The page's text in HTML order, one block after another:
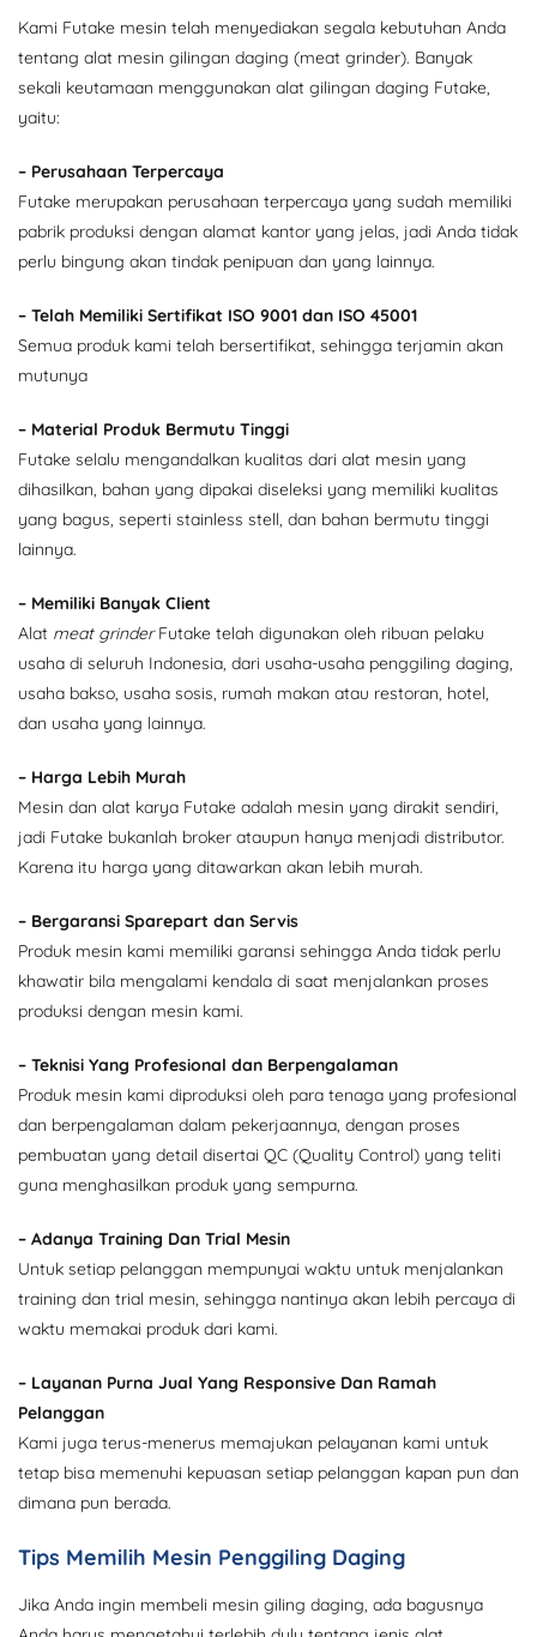
Kami Futake mesin telah menyediakan segala kebutuhan Anda
tentang alat mesin gilingan daging (meat grinder). Banyak
sekali keutamaan menggunakan alat gilingan daging Futake,
yaitu:
– Perusahaan Terpercaya
Futake merupakan perusahaan terpercaya yang sudah memiliki
pabrik produksi dengan alamat kantor yang jelas, jadi Anda tidak
perlu bingung akan tindak penipuan dan yang lainnya.
– Telah Memiliki Sertifikat ISO 9001 dan ISO 45001
Semua produk kami telah bersertifikat, sehingga terjamin akan
mutunya
– Material Produk Bermutu Tinggi
Futake selalu mengandalkan kualitas dari alat mesin yang
dihasilkan, bahan yang dipakai diseleksi yang memiliki kualitas
yang bagus, seperti stainless stell, dan bahan bermutu tinggi
lainnya.
– Memiliki Banyak Client
Alat meat grinderFutake telah digunakan oleh ribuan pelaku
usaha di seluruh Indonesia, dari usaha-usaha penggiling daging,
usaha bakso, usaha sosis, rumah makan atau restoran, hotel,
dan usaha yang lainnya.
– Harga Lebih Murah
Mesin dan alat karya Futake adalah mesin yang dirakit sendiri,
jadi Futake bukanlah broker ataupun hanya menjadi distributor.
Karena itu harga yang ditawarkan akan lebih murah.
– Bergaransi Sparepart dan Servis
Produk mesin kami memiliki garansi sehingga Anda tidak perlu
khawatir bila mengalami kendala di saat menjalankan proses
produksi dengan mesin kami.
– Teknisi Yang Profesional dan Berpengalaman
Produk mesin kami diproduksi oleh para tenaga yang profesional
dan berpengalaman dalam pekerjaannya, dengan proses
pembuatan yang detail disertai QC (Quality Control) yang teliti
guna menghasilkan produk yang sempurna.
– Adanya Training Dan Trial Mesin
Untuk setiap pelanggan mempunyai waktu untuk menjalankan
training dan trial mesin, sehingga nantinya akan lebih percaya di
waktu memakai produk dari kami.
– Layanan Purna Jual Yang Responsive Dan Ramah
Pelanggan
Kami juga terus-menerus memajukan pelayanan kami untuk
tetap bisa memenuhi kepuasan setiap pelanggan kapan pun dan
dimana pun berada.
Tips Memilih Mesin Penggiling Daging
Jika Anda ingin membeli mesin giling daging, ada bagusnya